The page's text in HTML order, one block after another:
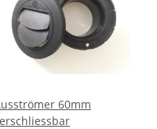
60mm